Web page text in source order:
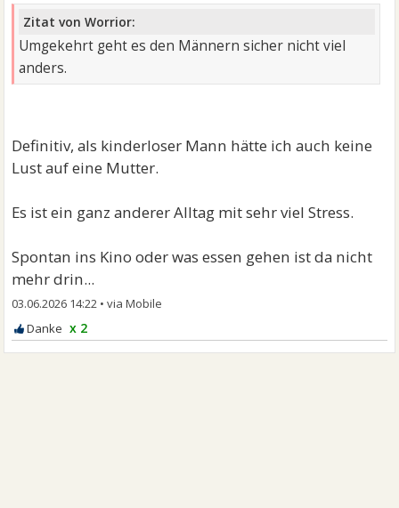
Zitat von Worrior:
Umgekehrt geht es den Männern sicher nicht viel
anders.
Definitiv, als kinderloser Mann hätte ich auch keine
Lust auf eine Mutter.
Es ist ein ganz anderer Alltag mit sehr viel Stress.
Spontan ins Kino oder was essen gehen ist da nicht
mehr drin...
03.06.2026 14:22 •
x 2